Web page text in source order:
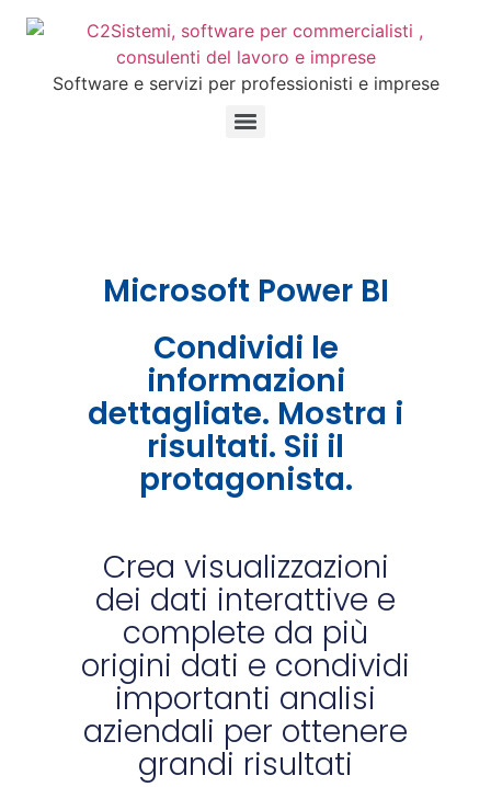
Software e servizi per professionisti e imprese
Microsoft Power BI
Condividi le
informazioni
dettagliate. Mostra i
risultati. Sii il
protagonista.
Crea visualizzazioni
dei dati interattive e
complete da più
origini dati e condividi
importanti analisi
aziendali per ottenere
grandi risultati